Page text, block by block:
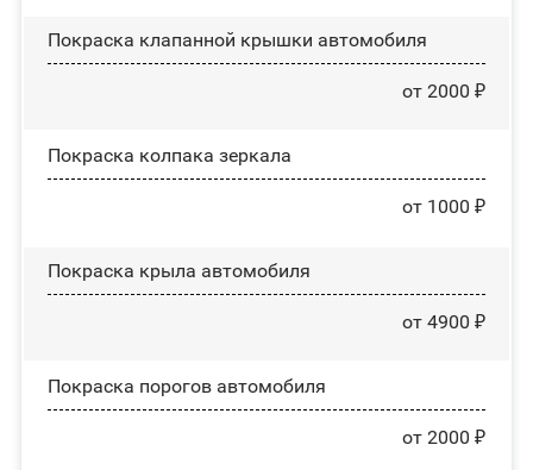
Покраска клапанной крышки автомобиля
от 2000 ₽
Покраска колпака зеркала
от 1000 ₽
Покраска крыла автомобиля
от 4900 ₽
Покраска порогов автомобиля
от 2000 ₽